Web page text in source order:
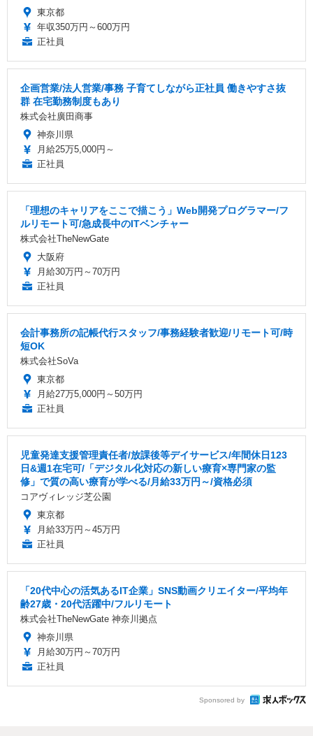
東京都
年収350万円～600万円
正社員
企画営業/法人営業/事務 子育てしながら正社員 働きやすさ抜
群 在宅勤務制度もあり
株式会社廣田商事
神奈川県
月給25万5,000円～
正社員
「理想のキャリアをここで描こう」Web開発プログラマー/フ
ルリモート可/急成長中のITベンチャー
株式会社TheNewGate
大阪府
月給30万円～70万円
正社員
会計事務所の記帳代行スタッフ/事務経験者歓迎/リモート可/時
短OK
株式会社SoVa
東京都
月給27万5,000円～50万円
正社員
児童発達支援管理責任者/放課後等デイサービス/年間休日123
日&週1在宅可/「デジタル化対応の新しい療育×専門家の監
修」で質の高い療育が学べる/月給33万円～/資格必須
コアヴィレッジ芝公園
東京都
月給33万円～45万円
正社員
「20代中心の活気あるIT企業」SNS動画クリエイター/平均年
齢27歳・20代活躍中/フルリモート
株式会社TheNewGate 神奈川拠点
神奈川県
月給30万円～70万円
正社員
Sponsored by